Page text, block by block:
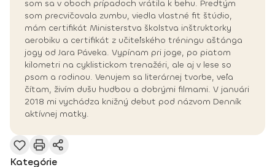
som sa v oboch prípadoch vrátila k behu. Predtým
som precvičovala zumbu, viedla vlastné fit štúdio,
mám certifikát Ministerstva školstva inštruktorky
aerobiku a certifikát z učiteľského tréningu aštánga
jogy od Jara Páveka. Vypínam pri joge, po piatom
kilometri na cyklistickom trenažéri, ale aj v lese so
psom a rodinou. Venujem sa literárnej tvorbe, veľa
čítam, živím dušu hudbou a dobrými filmami. V januári
2018 mi vychádza knižný debut pod názvom Denník
aktívnej matky.
Kategórie